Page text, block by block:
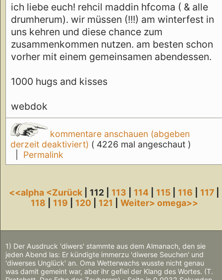
ich liebe euch! rehcil maddin hfcoma ( & alle
drumherum). wir müssen (!!!) am winterfest in
uns kehren und diese chance zum
zusammenkommen nutzen. am besten schon
vorher mit einem gemeinsamen abendessen.
1000 hugs and kisses
webdok
kommentare anschauen (abgeben
derzeit deaktiviert) ( 4226 mal angeschaut )
Permalink
<<alpha <Zurück | 112 | 113 114 115 116 117
118
119 120| 121 Weiter> omega>>
1) Der Ausdruck 'diwers' stammte aus dem Almanach, den sie
jeden Abend las: Er kündigte immerzu 'diwerse Seuchen' und
'diwerses Unglück' an. Oma Wetterwachs wusste nicht genau
was damit gemeint war, aber ihr gefiel der Klang des Wortes. (T.